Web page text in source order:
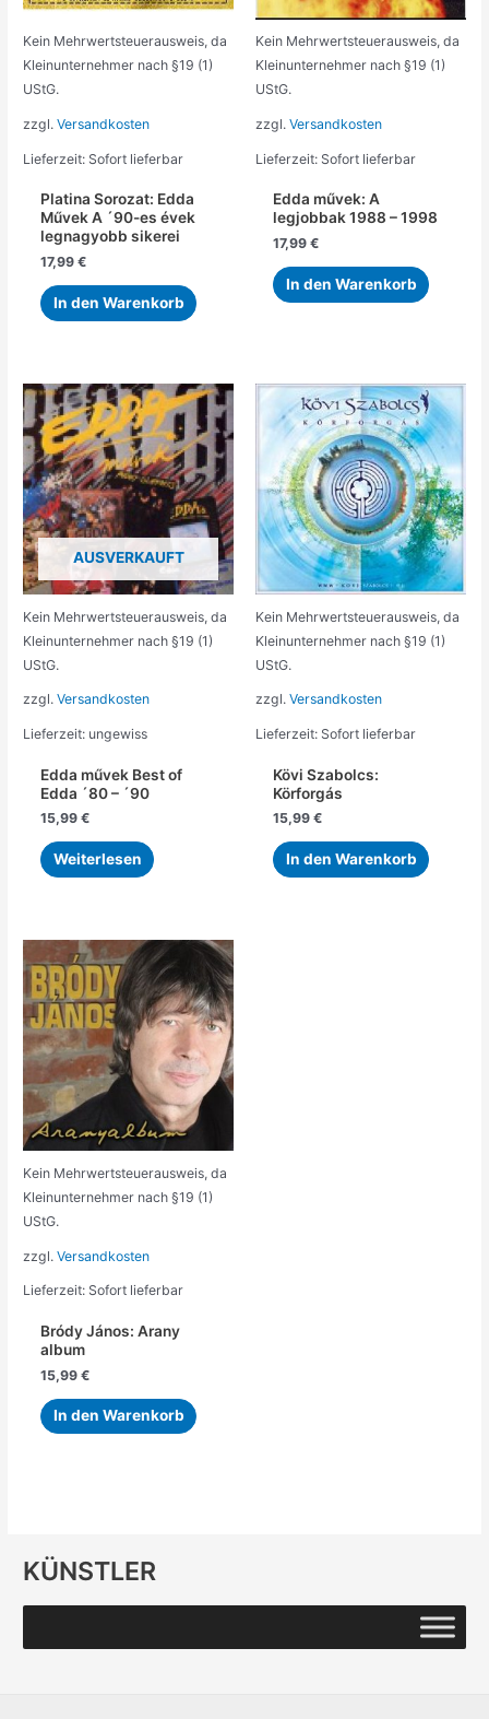
Kein Mehrwertsteuerausweis, da
Kleinunternehmer nach §19 (1)
UStG.
zzgl.Versandkosten
Lieferzeit: Sofort lieferbar
Platina Sorozat: Edda
Művek A ´90-es évek
legnagyobb sikerei
17,99€
In den Warenkorb
Kein Mehrwertsteuerausweis, da
Kleinunternehmer nach §19 (1)
UStG.
zzgl. Versandkosten
Lieferzeit: Sofort lieferbar
Edda művek: A
legjobbak 1988 – 1998
17,99€
In den Warenkorb
AUSVERKAUFT
Kein Mehrwertsteuerausweis, da
Kleinunternehmer nach §19 (1)
UStG.
zzgl.Versandkosten
Lieferzeit: ungewiss
Edda művek Best of
Edda ´80 – ´90
15,99€
Weiterlesen
Kein Mehrwertsteuerausweis, da
Kleinunternehmer nach §19 (1)
UStG.
zzgl. Versandkosten
Lieferzeit: Sofort lieferbar
Kövi Szabolcs:
Körforgás
15,99€
In den Warenkorb
Kein Mehrwertsteuerausweis, da
Kleinunternehmer nach §19 (1)
UStG.
zzgl.Versandkosten
Lieferzeit: Sofort lieferbar
Bródy János: Arany
album
15,99€
In den Warenkorb
KÜNSTLER